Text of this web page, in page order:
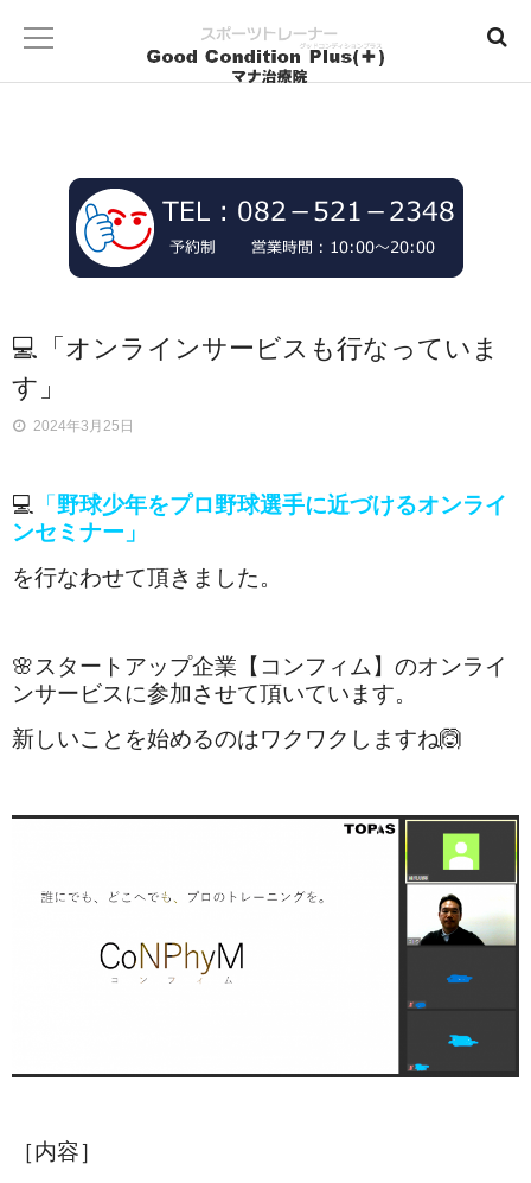
💻「オンラインサービスも行なっていま
す」
2024年3月25日
💻 「 野球少年をプロ野球選手に近づけるオンライ
ンセミナー」
を行なわせて頂きました。
🌸スタートアップ企業【コンフィム】のオンライ
ンサービスに参加させて頂いています。
新しいことを始めるのはワクワクしますね🙆
［内容］